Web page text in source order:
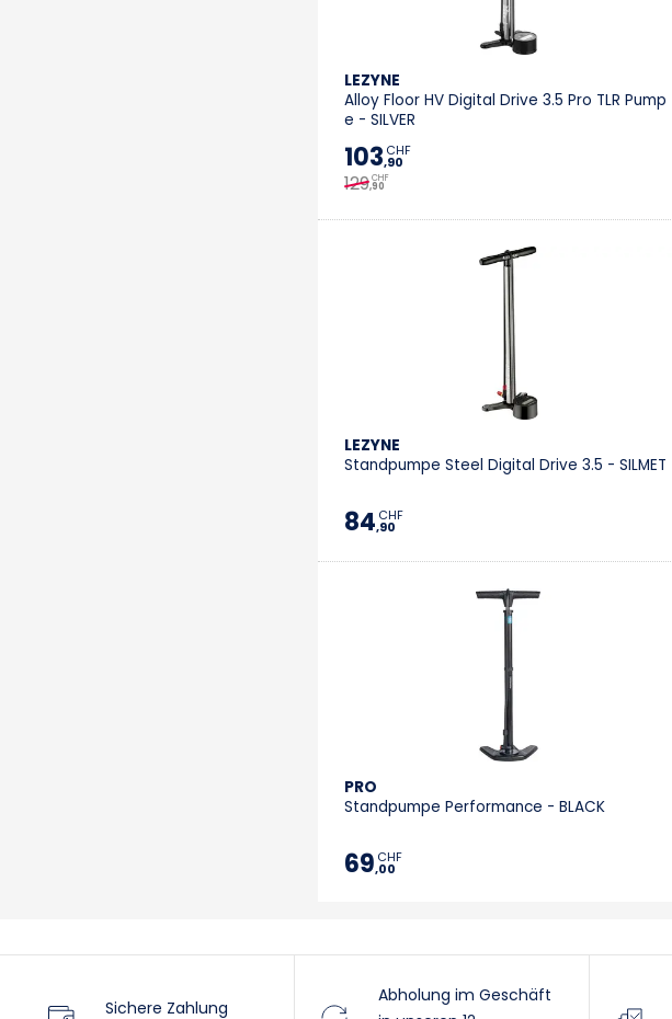
LEZYNE
Alloy Floor HV Digital Drive 3.5 Pro TLR Pump
e - SILVER
103,90
CHF
129,90
CHF
LEZYNE
Standpumpe Steel Digital Drive 3.5 - SILMET
84,90
CHF
PRO
Standpumpe Performance - BLACK
69,00
CHF
Sichere Zahlung
Abholung im Geschäft